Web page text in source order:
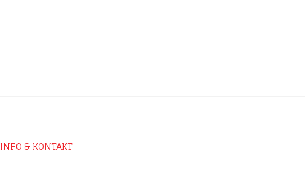
INFO & KONTAKT